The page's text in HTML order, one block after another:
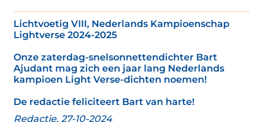
Lichtvoetig VIII, Nederlands Kampioenschap
Lightverse 2024-2025
Onze zaterdag-snelsonnettendichter Bart
Ajudant mag zich een jaar lang Nederlands
kampioen Light Verse-dichten noemen!
De redactie feliciteert Bart van harte!
Redactie, 27-10-2024